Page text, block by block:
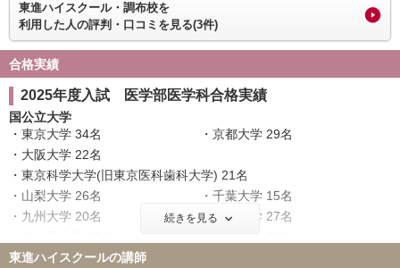
東進ハイスクール・調布校を
利用した人の評判・口コミを見る(3件)
合格実績
2025年度入試 医学部医学科合格実績
国公立大学
東京大学 34名
京都大学 29名
大阪大学 22名
東京科学大学(旧東京医科歯科大学) 21名
山梨大学 26名
千葉大学 15名
九州大学 20名
東北大学 27名
北海道大学 16名
続きを見る
東進ハイスクールの講師